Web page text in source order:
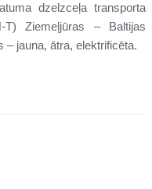
dzelzceļa transporta
T) Ziemeļjūras – Baltijas
– jauna, ātra, elektrificēta.